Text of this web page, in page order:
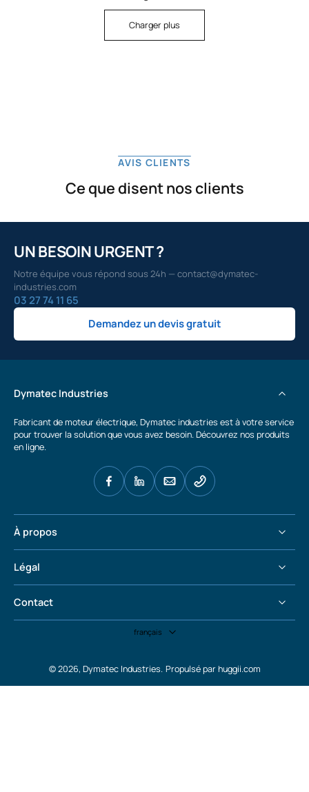
Charger plus
AVIS CLIENTS
Ce que disent nos clients
UN BESOIN URGENT ?
Notre équipe vous répond sous 24h — contact@dymatec-
industries.com
03 27 74 11 65
Demandez un devis gratuit
Dymatec Industries
Fabricant de moteur électrique, Dymatec industries est à votre service
pour trouver la solution que vous avez besoin. Découvrez nos produits
en ligne.
À propos
Légal
Contact
français
© 2026, Dymatec Industries. Propulsé par huggii.com